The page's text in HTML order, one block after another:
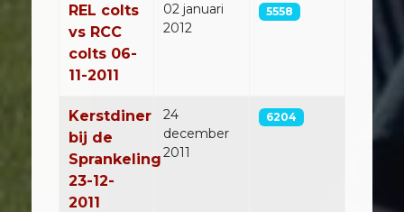
REL colts
vs RCC
colts 06-
11-2011
02 januari
2012
5558
Kerstdiner
bij de
Sprankeling
23-12-
2011
24
december
2011
6204